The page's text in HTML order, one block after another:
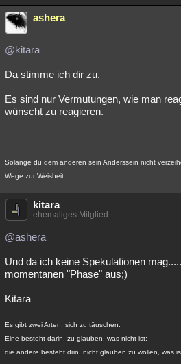
ashera
@kitara
Da stimme ich dir zu.
Es sind nur Vermutungen, wie man
wünscht zu reagieren.
Solange du dem anderen sein Anderssein nicht
Wege zur Weisheit.
kitara
ehemaliges Mitglied
@ashera
Und da ich keine Spekulationen
momentanen "Phase" aus;)
Kitara
Es gibt zwei Arten, sich zu täuschen:
Eine besteht darin, zu glauben, was nicht ist;
die andere besteht drin, nicht glauben zu wollen, was